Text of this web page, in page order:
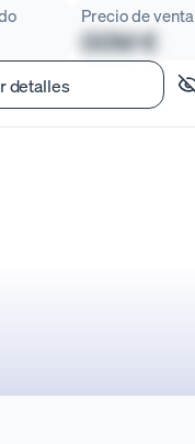
Precio de venta
00M €
detalles